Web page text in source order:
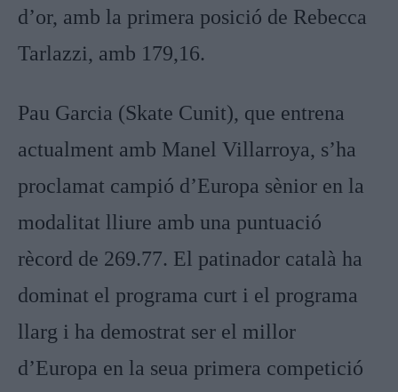
d’or, amb la primera posició de Rebecca
Tarlazzi, amb 179,16.
Pau Garcia (Skate Cunit), que entrena
actualment amb Manel Villarroya, s’ha
proclamat campió d’Europa sènior en la
modalitat lliure amb una puntuació
rècord de 269.77. El patinador català ha
dominat el programa curt i el programa
llarg i ha demostrat ser el millor
d’Europa en la seua primera competició